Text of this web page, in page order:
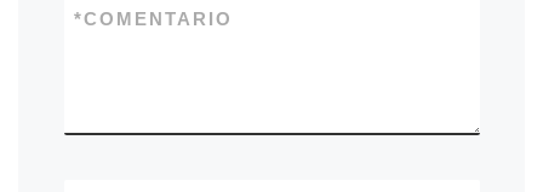
COMENTARIO
*